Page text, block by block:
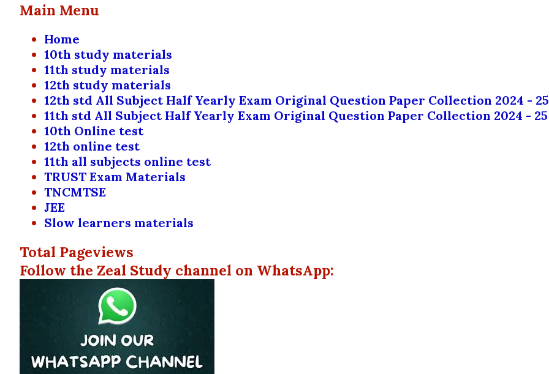
Main Menu
Home
10th study materials
11th study materials
12th study materials
12th std All Subject Half Yearly Exam Original Question Paper Collection 2024 - 25
11th std All Subject Half Yearly Exam Original Question Paper Collection 2024 - 25
10th Online test
12th online test
11th all subjects online test
TRUST Exam Materials
TNCMTSE
JEE
Slow learners materials
Total Pageviews
Follow the Zeal Study channel on WhatsApp: